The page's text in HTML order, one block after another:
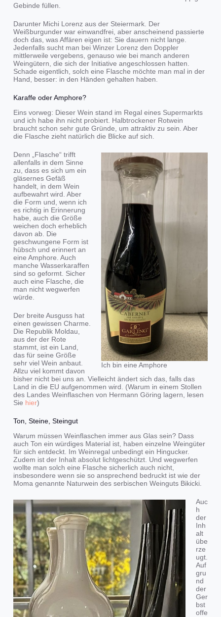
Gebinde füllen.
Darunter Michi Lorenz aus der Steiermark. Der
Weißburgunder war einwandfrei, aber anscheinend passierte
doch das, was Affären eigen ist: Sie dauern nicht lange.
Jedenfalls sucht man bei Winzer Lorenz den Doppler
mittlerweile vergebens, genauso wie bei manch anderen
Weingütern, die sich der Initiative angeschlossen hatten.
Schade eigentlich, solch eine Flasche möchte man mal in der
Hand, besser: in den Händen gehalten haben.
Karaffe oder Amphore?
Eins vorweg: Dieser Wein stand im Regal eines Supermarkts
und ich habe ihn nicht probiert. Halbtrockener Rotwein
braucht schon sehr gute Gründe, um attraktiv zu sein. Aber
die Flasche zieht natürlich die Blicke auf sich.
Ich bin eine Amphore
Denn „Flasche“ trifft
allenfalls in dem Sinne
zu, dass es sich um ein
gläsernes Gefäß
handelt, in dem Wein
aufbewahrt wird. Aber
die Form und, wenn ich
es richtig in Erinnerung
habe, auch die Größe
weichen doch erheblich
davon ab. Die
geschwungene Form ist
hübsch und erinnert an
eine Amphore. Auch
manche Wasserkaraffen
sind so geformt. Sicher
auch eine Flasche, die
man nicht wegwerfen
würde.
Der breite Ausguss hat
einen gewissen Charme.
Die Republik Moldau,
aus der der Rote
stammt, ist ein Land,
das für seine Größe
sehr viel Wein anbaut.
Allzu viel kommt davon
bisher nicht bei uns an. Vielleicht ändert sich das, falls das
Land in die EU aufgenommen wird. (Warum in einem Stollen
des Landes Weinflaschen von Hermann Göring lagern, lesen
Sie hier)
Ton, Steine, Steingut
Warum müssen Weinflaschen immer aus Glas sein? Dass
auch Ton ein würdiges Material ist, haben einzelne Weingüter
für sich entdeckt. Im Weinregal unbedingt ein Hingucker.
Zudem ist der Inhalt absolut lichtgeschützt. Und wegwerfen
wollte man solch eine Flasche sicherlich auch nicht,
insbesondere wenn sie so ansprechend bedruckt ist wie der
Moma genannte Naturwein des serbischen Weinguts Bikicki.
Auc
h
der
Inh
alt
übe
rze
ugt.
Auf
gru
nd
der
Ger
bst
offe